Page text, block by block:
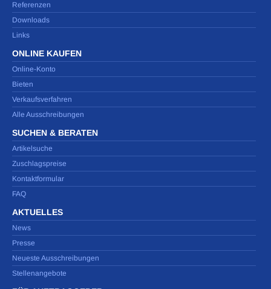
Referenzen
Downloads
Links
ONLINE KAUFEN
Online-Konto
Bieten
Verkaufsverfahren
Alle Ausschreibungen
SUCHEN & BERATEN
Artikelsuche
Zuschlagspreise
Kontaktformular
FAQ
AKTUELLES
News
Presse
Neueste Ausschreibungen
Stellenangebote